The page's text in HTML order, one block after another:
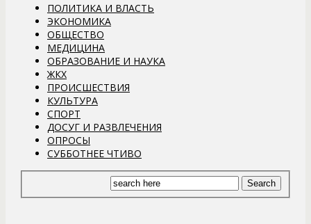
ПОЛИТИКА И ВЛАСТЬ
ЭКОНОМИКА
ОБЩЕСТВО
МЕДИЦИНА
ОБРАЗОВАНИЕ И НАУКА
ЖКХ
ПРОИСШЕСТВИЯ
КУЛЬТУРА
СПОРТ
ДОСУГ И РАЗВЛЕЧЕНИЯ
ОПРОСЫ
СУББОТНЕЕ ЧТИВО